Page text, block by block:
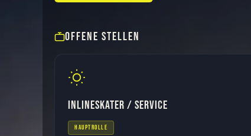
OFFENE STELLEN
INLINESKATER / SERVICE
HAUPTROLLE